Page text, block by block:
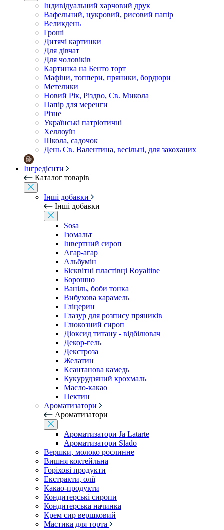
Індивідуальний харчовий друк
Вафельний, цукровий, рисовий папір
Великдень
Гроші
Дитячі картинки
Для дівчат
Для чоловіків
Картинка на Бенто торт
Мафіни, топпери, пряники, бордюри
Метелики
Новий Рік, Різдво, Св. Микола
Папір для меренги
Різне
Українські патріотичні
Хеллоуїн
Школа, садочок
День Св. Валентина, весільні, для закоханих
Інгредієнти
Каталог товарів
Інші добавки
Інші добавки
Sosa
Ізомальт
Інвертний сироп
Агар-агар
Альбумін
Бісквітні пластівці Royaltine
Борошно
Ваніль, боби тонка
Вибухова карамель
Гліцерин
Глазур для розпису пряників
Глюкозний сироп
Діоксид титану - відбілювач
Декор-гель
Декстроза
Желатин
Ксантанова камедь
Кукурудзяний крохмаль
Масло-какао
Пектин
Ароматизатори
Ароматизатори
Ароматизатори Ja Latarte
Ароматизатори Slado
Вершки, молоко рослинне
Вишня коктейльна
Горіхові продукти
Екстракти, олії
Какао-продукти
Кондитерські сиропи
Кондитерська начинка
Крем сир вершковий
Мастика для торта